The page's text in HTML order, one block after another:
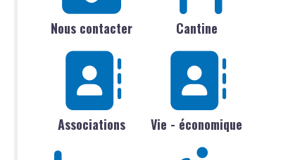
Nous contacter Cantine
Associations Vie - économique